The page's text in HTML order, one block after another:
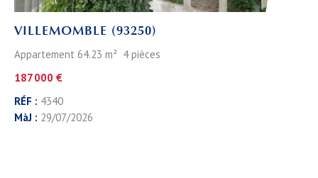
VILLEMOMBLE (93250)
Appartement 64.23 m² 4 pièces
187 000 €
RÉF : 4340
MàJ : 29/07/2026